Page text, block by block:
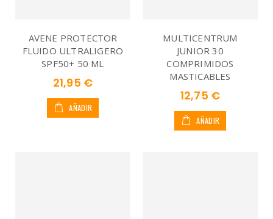
AVENE PROTECTOR
FLUIDO ULTRALIGERO
SPF50+ 50 ML
21,95 €
AÑADIR
MULTICENTRUM
JUNIOR 30
COMPRIMIDOS
MASTICABLES
12,75 €
AÑADIR